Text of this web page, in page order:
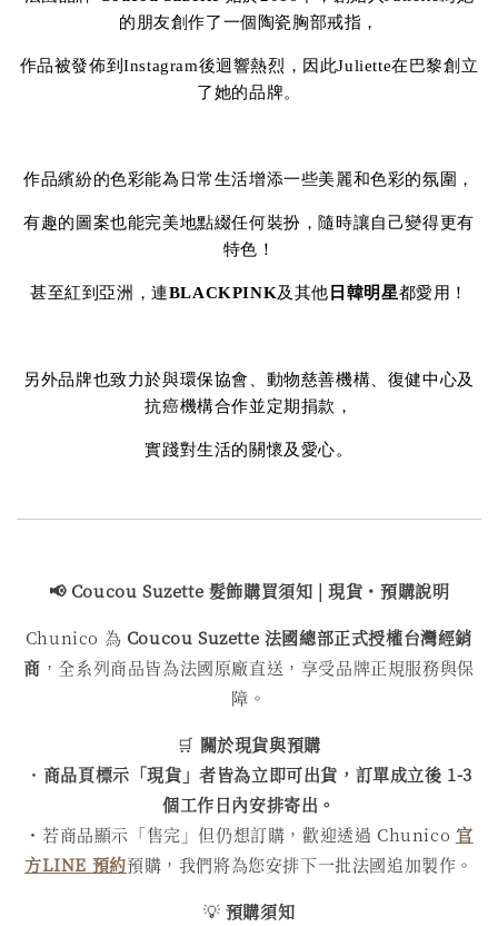
的朋友創作了一個陶瓷胸部戒指，
作品被發佈到Instagram後迴響熱烈，因此Juliette在巴黎創立
了她的品牌。
作品繽紛的色彩能為日常生活增添一些美麗和色彩的氛圍，
有趣的圖案也能完美地點綴任何裝扮，隨時讓自己變得更有
特色！
甚至紅到亞洲，連BLACKPINK及其他 日韓明星都愛用！
另外品牌也致力於與環保協會、動物慈善機構、復健中心及
抗癌機構合作並定期捐款，
實踐對生活的關懷及愛心。
📢 Coucou Suzette 髮飾購買須知 | 現貨・預購說明
Chunico 為 Coucou Suzette 法國總部正式授權台灣經銷
商 ，全系列商品皆為法國原廠直送，享受品牌正規服務與保
障。
🛒 關於現貨與預購
・ 商品頁標示「現貨」者皆為立即可出貨，訂單成立後 1-3
個工作日內安排寄出。
・若商品顯示「售完」但仍想訂購，歡迎透過 Chunico 官
方LINE 預約預購，我們將為您安排下一批法國追加製作。
💡 預購須知